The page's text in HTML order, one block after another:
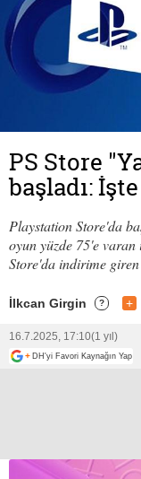
PS Store
başladı:
Playstation Store'da
oyun yüzde 75'e
Store'da indirime
İlkcan Girgin ? +
16.7.2025, 17:10(1 yıl)
+ DH'yi Favori Kaynağın Yap